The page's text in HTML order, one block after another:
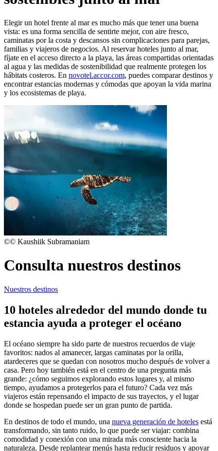
Elegir un hotel frente al mar es mucho más que tener una buena
vista: es una forma sencilla de sentirte mejor, con aire fresco,
caminatas por la costa y descansos sin complicaciones para parejas,
familias y viajeros de negocios. Al reservar hoteles junto al mar,
fíjate en el acceso directo a la playa, las áreas compartidas orientadas
al agua y las medidas de sostenibilidad que realmente protegen los
hábitats costeros. En novotel.accor.com, puedes comparar destinos y
encontrar estancias modernas y cómodas que apoyan la vida marina
y los ecosistemas de playa.
©© Kaushiik Subramaniam
Consulta nuestros destinos
Nuestros destinos
10 hoteles alrededor del mundo donde tu
estancia ayuda a proteger el océano
El océano siempre ha sido parte de nuestros recuerdos de viaje
favoritos: nados al amanecer, largas caminatas por la orilla,
atardeceres que se quedan con nosotros mucho después de volver a
casa. Pero hoy también está en el centro de una pregunta más
grande: ¿cómo seguimos explorando estos lugares y, al mismo
tiempo, ayudamos a protegerlos para el futuro? Cada vez más
viajeros están repensando el impacto de sus trayectos, y el lugar
donde se hospedan puede ser un gran punto de partida.
En destinos de todo el mundo, una nueva generación de hoteles está
transformando, sin tanto ruido, lo que puede ser viajar: combina
comodidad y conexión con una mirada más consciente hacia la
naturaleza. Desde replantear menús hasta reducir residuos y apoyar